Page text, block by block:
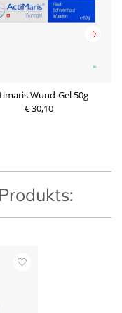
Wund-Gel 50g
€ 30,10